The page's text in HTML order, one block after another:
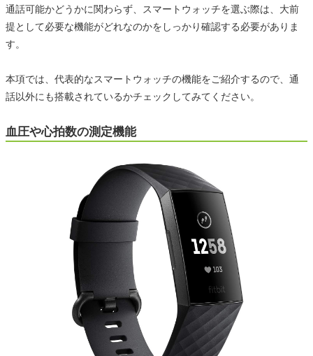
通話可能かどうかに関わらず、スマートウォッチを選ぶ際は、大前
提として必要な機能がどれなのかをしっかり確認する必要がありま
す。
本項では、代表的なスマートウォッチの機能をご紹介するので、通
話以外にも搭載されているかチェックしてみてください。
血圧や心拍数の測定機能